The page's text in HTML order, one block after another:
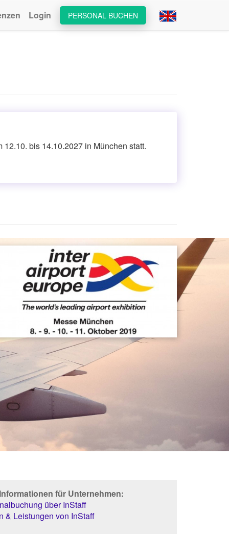
PERSONAL BUCHEN
Login
bis 14.10.2027 in München statt.
für Unternehmen:
über InStaff
& Leistungen von InStaff